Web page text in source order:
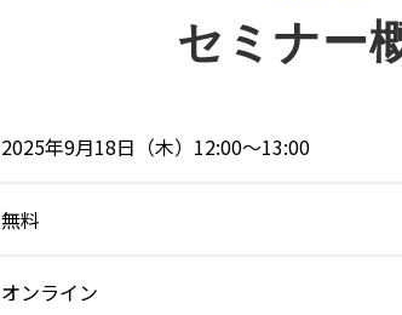
セミナー
2025年9月18日（木）12:00～13:00
無料
オンライン